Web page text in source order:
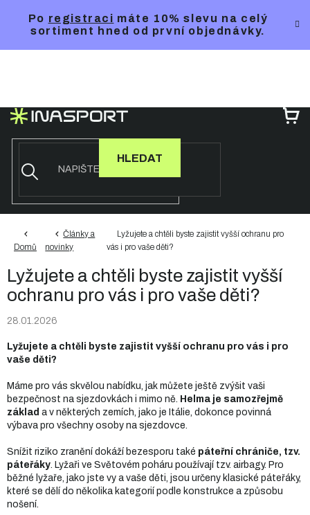
Po registraci máte 10% slevu na celý
sortiment hned od první objednávky.
HLEDAT
Domů
Články a
novinky
Lyžujete a chtěli byste zajistit vyšší ochranu pro
vás i pro vaše děti?
Lyžujete a chtěli byste zajistit vyšší
ochranu pro vás i pro vaše děti?
28.01.2026
Lyžujete a chtěli byste zajistit vyšší ochranu pro vás i pro
vaše děti?
Máme pro vás skvělou nabídku, jak můžete ještě zvýšit vaši
bezpečnost na sjezdovkách i mimo ně. Helma je samozřejmě
základ a v některých zemích, jako je Itálie, dokonce povinná
výbava pro všechny osoby na sjezdovce.
Snížit riziko zranění dokáží bezesporu také páteřní chrániče, tzv.
páteřáky. Lyžaři ve Světovém poháru používají tzv. airbagy. Pro
běžné lyžaře, jako jste vy a vaše děti, jsou určeny klasické páteřáky,
které se dělí do několika kategorií podle konstrukce a způsobu
nošení.